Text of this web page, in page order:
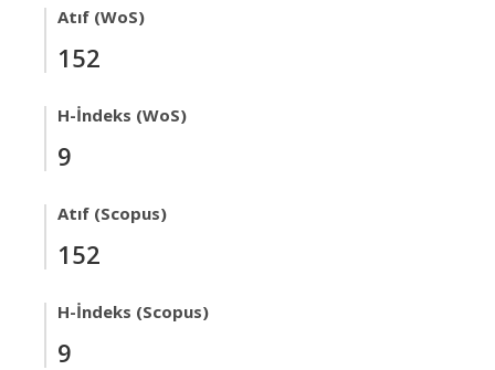
Atıf (WoS)
152
H-İndeks (WoS)
9
Atıf (Scopus)
152
H-İndeks (Scopus)
9